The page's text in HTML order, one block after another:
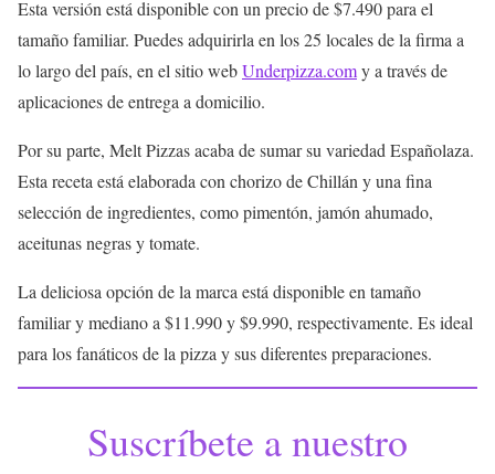
Esta versión está disponible con un precio de $7.490 para el
tamaño familiar. Puedes adquirirla en los 25 locales de la firma a
lo largo del país, en el sitio webUnderpizza.comy a través de
aplicaciones de entrega a domicilio.
Por su parte, Melt Pizzas acaba de sumar su variedad Españolaza.
Esta receta está elaborada con chorizo de Chillán y una fina
selección de ingredientes, como pimentón, jamón ahumado,
aceitunas negras y tomate.
La deliciosa opción de la marca está disponible en tamaño
familiar y mediano a $11.990 y $9.990, respectivamente. Es ideal
para los fanáticos de la pizza y sus diferentes preparaciones.
Suscríbete a nuestro